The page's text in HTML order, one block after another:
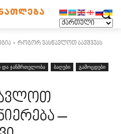
როგორ ვასწავლოთ ბავშვებს
და ჯანმრთელობა ბაღები
გამოცდები
–